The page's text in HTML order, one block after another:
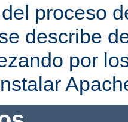
proceso
describe
por